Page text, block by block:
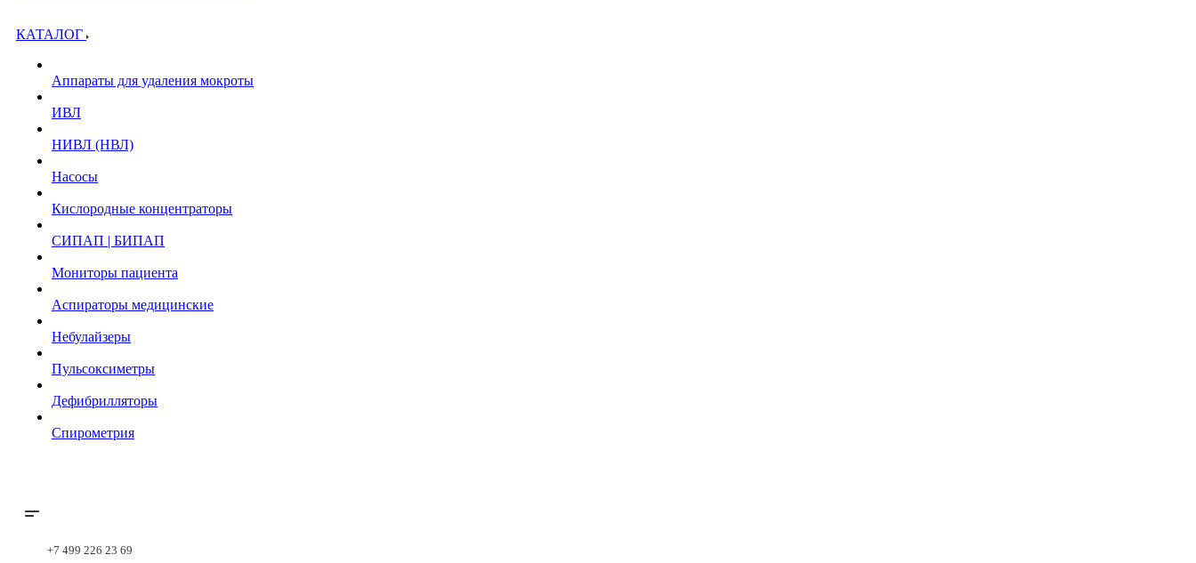
КАТАЛОГ
Аппараты для удаления мокроты
ИВЛ
НИВЛ (НВЛ)
Насосы
Кислородные концентраторы
СИПАП | БИПАП
Мониторы пациента
Аспираторы медицинские
Небулайзеры
Пульсоксиметры
Дефибрилляторы
Спирометрия
+7 499 226 23 69